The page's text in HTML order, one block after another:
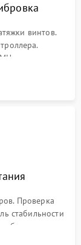
винтов.
сенсоров,
подвеса
Проверка
стабильности
системы